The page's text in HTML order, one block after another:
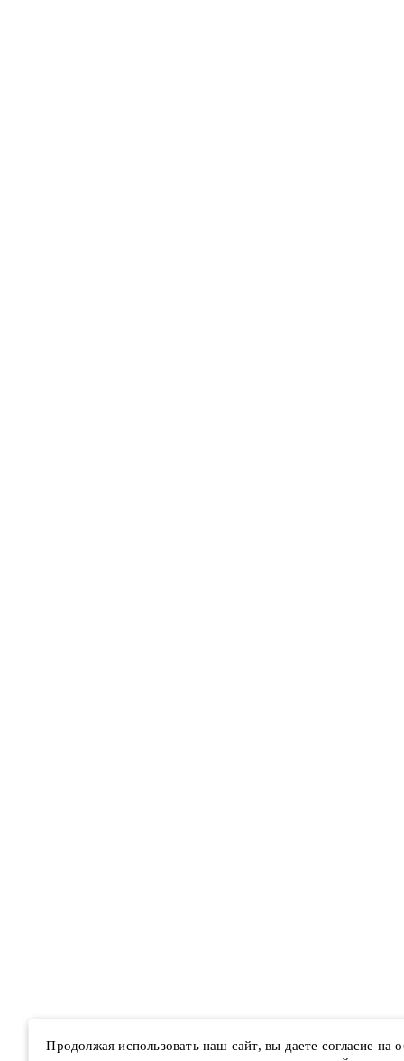
Продолжая использовать наш сайт, вы даете согласие на